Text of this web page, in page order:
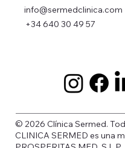
info@sermedclinica.com
+34 640 30 49 57
© 2026 Clínica Sermed.
CLINICA SERMED es una